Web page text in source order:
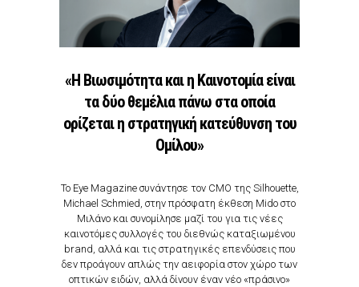
«Η Βιωσιμότητα και η Καινοτομία είναι
τα δύο θεμέλια πάνω στα οποία
ορίζεται η στρατηγική κατεύθυνση του
Ομίλου»
Το Eye Magazine συνάντησε τον CMO της Silhouette,
Michael Schmied, στην πρόσφατη έκθεση Mido στο
Μιλάνο και συνομίλησε μαζί του για τις νέες
καινοτόμες συλλογές του διεθνώς καταξιωμένου
brand, αλλά και τις στρατηγικές επενδύσεις που
δεν προάγουν απλώς την αειφορία στον χώρο των
οπτικών ειδών, αλλά δίνουν έναν νέο «πράσινο»